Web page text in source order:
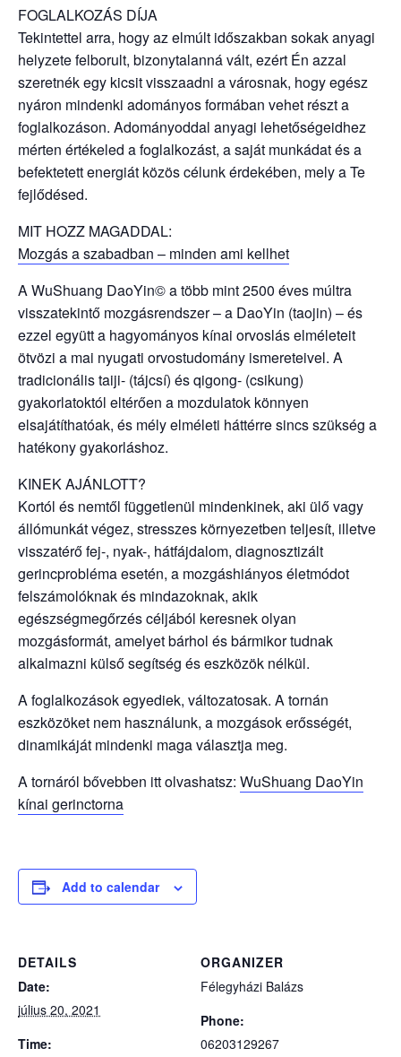
FOGLALKOZÁS DÍJA
Tekintettel arra, hogy az elmúlt időszakban sokak anyagi
helyzete felborult, bizonytalanná vált, ezért Én azzal
szeretnék egy kicsit visszaadni a városnak, hogy egész
nyáron mindenki adományos formában vehet részt a
foglalkozáson. Adományoddal anyagi lehetőségeidhez
mérten értékeled a foglalkozást, a saját munkádat és a
befektetett energiát közös célunk érdekében, mely a Te
fejlődésed.
MIT HOZZ MAGADDAL:
Mozgás a szabadban – minden ami kellhet
A WuShuang DaoYin© a több mint 2500 éves múltra
visszatekintő mozgásrendszer – a DaoYin (taojin) – és
ezzel együtt a hagyományos kínai orvoslás elméleteit
ötvözi a mai nyugati orvostudomány ismereteivel. A
tradicionális taiji- (tájcsí) és qigong- (csikung)
gyakorlatoktól eltérően a mozdulatok könnyen
elsajátíthatóak, és mély elméleti háttérre sincs szükség a
hatékony gyakorláshoz.
KINEK AJÁNLOTT?
Kortól és nemtől függetlenül mindenkinek, aki ülő vagy
állómunkát végez, stresszes környezetben teljesít, illetve
visszatérő fej-, nyak-, hátfájdalom, diagnosztizált
gerincprobléma esetén, a mozgáshiányos életmódot
felszámolóknak és mindazoknak, akik
egészségmegőrzés céljából keresnek olyan
mozgásformát, amelyet bárhol és bármikor tudnak
alkalmazni külső segítség és eszközök nélkül.
A foglalkozások egyediek, változatosak. A tornán
eszközöket nem használunk, a mozgások erősségét,
dinamikáját mindenki maga választja meg.
A tornáról bővebben itt olvashatsz: WuShuang DaoYin
kínai gerinctorna
Add to calendar
DETAILS
Date:
július 20, 2021
Time:
ORGANIZER
Félegyházi Balázs
Phone:
06203129267